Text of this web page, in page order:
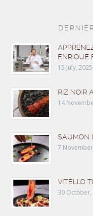
ENRIQUE
15 July, 2025
RIZ NOIR
14
SAUMON
7
VITELLO
30 October,